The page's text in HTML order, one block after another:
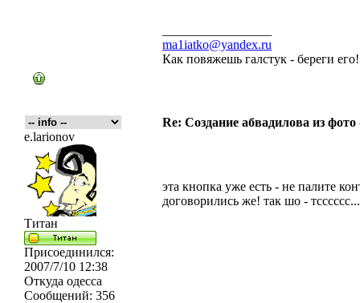
ma1iatko@yandex.ru
Как повяжешь галстук - береги
Re: Создание абвадилова из
e.larionov
Титан
Присоединился:
2007/7/10 12:38
Откуда одесса
Сообщений: 356
эта кнопка уже есть - не палите
договорились же! так шо - тсссссс...